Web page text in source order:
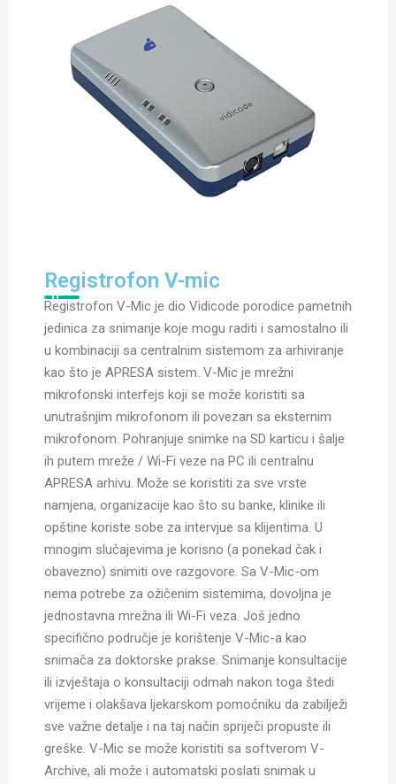
Registrofon V-mic
Registrofon V-Mic je dio Vidicode porodice pametnih
jedinica za snimanje koje mogu raditi i samostalno ili
u kombinaciji sa centralnim sistemom za arhiviranje
kao što je APRESA sistem. V-Mic je mrežni
mikrofonski interfejs koji se može koristiti sa
unutrašnjim mikrofonom ili povezan sa eksternim
mikrofonom. Pohranjuje snimke na SD karticu i šalje
ih putem mreže / Wi-Fi veze na PC ili centralnu
APRESA arhivu. Može se koristiti za sve vrste
namjena, organizacije kao što su banke, klinike ili
opštine koriste sobe za intervjue sa klijentima. U
mnogim slučajevima je korisno (a ponekad čak i
obavezno) snimiti ove razgovore. Sa V-Mic-om
nema potrebe za ožičenim sistemima, dovoljna je
jednostavna mrežna ili Wi-Fi veza. Još jedno
specifično područje je korištenje V-Mic-a kao
snimača za doktorske prakse. Snimanje konsultacije
ili izvještaja o konsultaciji odmah nakon toga štedi
vrijeme i olakšava ljekarskom pomoćniku da zabilježi
sve važne detalje i na taj način spriječi propuste ili
greške. V-Mic se može koristiti sa softverom V-
Archive, ali može i automatski poslati snimak u